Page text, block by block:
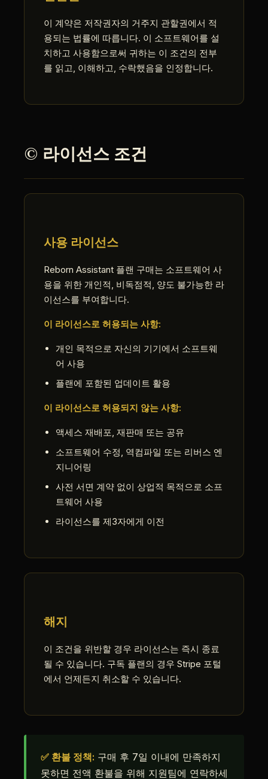
이 계약은 저작권자의 거주지 관할권에서 적
용되는 법률에 따릅니다. 이 소프트웨어를 설
치하고 사용함으로써 귀하는 이 조건의 전부
를 읽고, 이해하고, 수락했음을 인정합니다.
© 라이선스 조건
사용 라이선스
Reborn Assistant 플랜 구매는 소프트웨어 사
용을 위한 개인적, 비독점적, 양도 불가능한 라
이선스를 부여합니다.
이 라이선스로 허용되는 사항:
개인 목적으로 자신의 기기에서 소프트웨
어 사용
플랜에 포함된 업데이트 활용
이 라이선스로 허용되지 않는 사항:
액세스 재배포, 재판매 또는 공유
소프트웨어 수정, 역컴파일 또는 리버스 엔
지니어링
사전 서면 계약 없이 상업적 목적으로 소프
트웨어 사용
라이선스를 제3자에게 이전
해지
이 조건을 위반할 경우 라이선스는 즉시 종료
될 수 있습니다. 구독 플랜의 경우 Stripe 포털
에서 언제든지 취소할 수 있습니다.
✅ 환불 정책: 구매 후 7일 이내에 만족하지
못하면 전액 환불을 위해 지원팀에 연락하세